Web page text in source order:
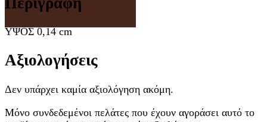
ΥΨΟΣ 0,14 cm
Αξιολογήσεις
Δεν υπάρχει καμία αξιολόγηση ακόμη.
Μόνο συνδεδεμένοι πελάτες που έχουν αγοράσει αυτό το